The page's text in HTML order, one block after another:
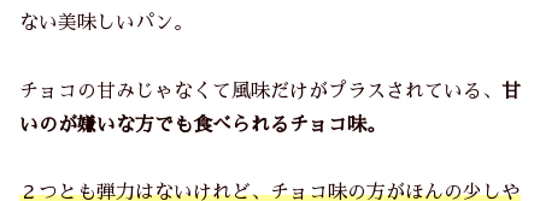
ない美味しいパン。
チョコの甘みじゃなくて風味だけがプラスされている、 甘
いのが嫌いな方でも食べられるチョコ味。
２つとも弾力はないけれど、チョコ味の方がほんの少しや